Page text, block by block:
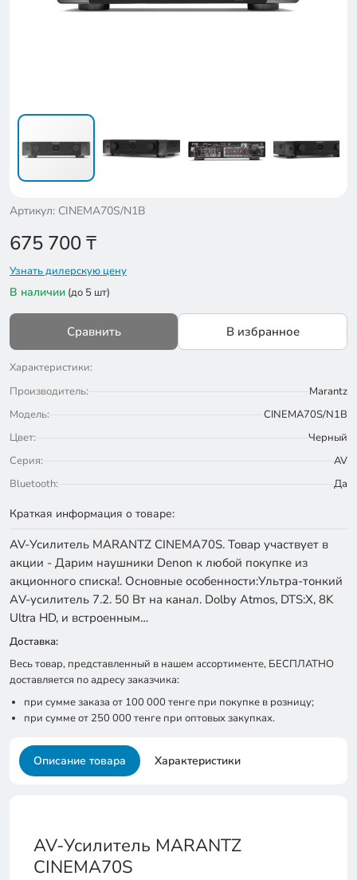
Артикул: CINEMA70S/N1B
675 700₸
Узнать дилерскую цену
В наличии (до 5 шт)
Сравнить В избранное
Характеристики:
Производитель:
Marantz
Модель:
CINEMA70S/N1B
Цвет:
Черный
Серия:
AV
Bluetooth:
Да
Краткая информация о товаре:
AV-Усилитель MARANTZ CINEMA70S. Товар участвует в
акции - Дарим наушники Denon к любой покупке из
акционного списка!. Основные особенности:Ультра-тонкий
АV-усилитель 7.2. 50 Вт на канал. Dolby Atmos, DTS:X, 8K
Ultra HD, и встроенным…
Доставка:
Весь товар, представленный в нашем ассортименте, БЕСПЛАТНО
доставляется по адресу заказчика:
при сумме заказа от 100 000 тенге при покупке в розницу;
при сумме от 250 000 тенге при оптовых закупках.
Описание товара Характеристики
AV-Усилитель MARANTZ
CINEMA70S